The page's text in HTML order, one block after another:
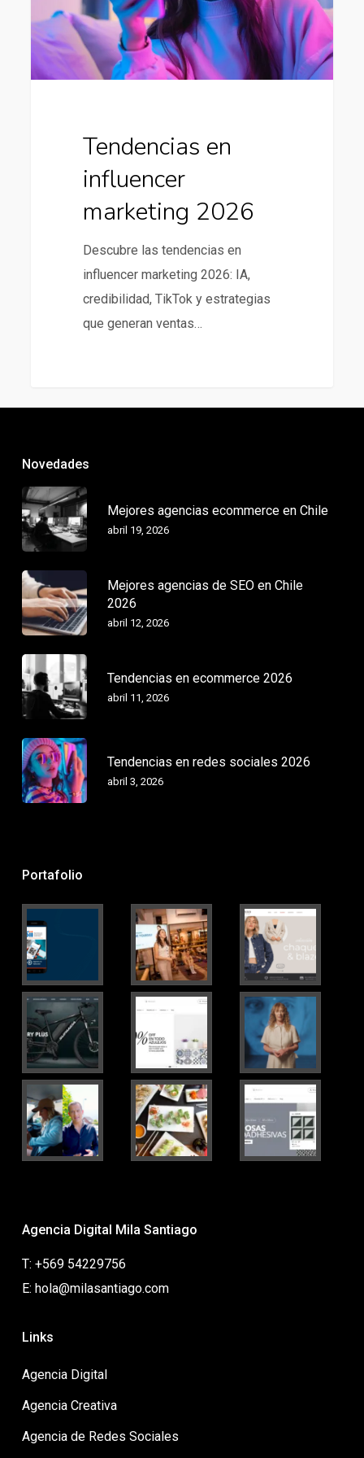
Tendencias en
influencer
marketing 2026
Descubre las tendencias en
influencer marketing 2026: IA,
credibilidad, TikTok y estrategias
que generan ventas…
Novedades
Mejores agencias ecommerce en Chile
abril 19, 2026
Mejores agencias de SEO en Chile
2026
abril 12, 2026
Tendencias en ecommerce 2026
abril 11, 2026
Tendencias en redes sociales 2026
abril 3, 2026
Portafolio
Agencia Digital Mila Santiago
T: +569 54229756
E: hola@milasantiago.com
Links
Agencia Digital
Agencia Creativa
Agencia de Redes Sociales